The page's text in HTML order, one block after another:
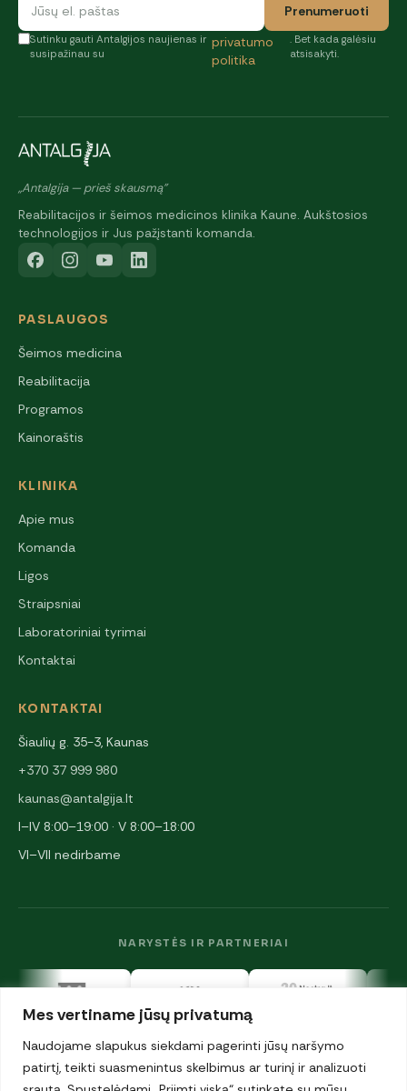
Mes vertiname jūsų privatumą
Naudojame slapukus siekdami pagerinti jūsų naršymo
patirtį, teikti suasmenintus skelbimus ar turinį ir analizuoti
Prenumeruoti
Sutinku gauti Antalgijos naujienas ir
susipažinau su
privatumo
politika
. Bet kada galėsiu
atsisakyti.
„Antalgija — prieš skausmą"
Reabilitacijos ir šeimos medicinos klinika Kaune. Aukštosios
technologijos ir Jus pažįstanti komanda.
PASLAUGOS
Šeimos medicina
Reabilitacija
Programos
Kainoraštis
KLINIKA
Apie mus
Komanda
Ligos
Straipsniai
Laboratoriniai tyrimai
Kontaktai
KONTAKTAI
Šiaulių g. 35-3, Kaunas
+370 37 999 980
kaunas@antalgija.lt
I–IV 8:00–19:00 · V 8:00–18:00
VI–VII nedirbame
NARYSTĖS IR PARTNERIAI